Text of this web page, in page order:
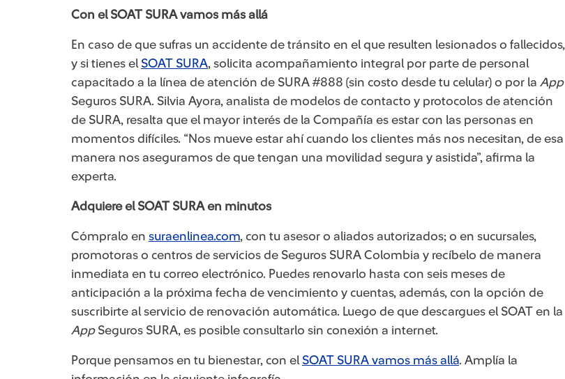
Con el SOAT SURA vamos más allá
En caso de que sufras un accidente de tránsito en el que resulten lesionados o fallecidos,
y si tienes el SOAT SURA, solicita acompañamiento integral por parte de personal
capacitado a la línea de atención de SURA #888 (sin costo desde tu celular) o por la App
Seguros SURA. Silvia Ayora, analista de modelos de contacto y protocolos de atención
de SURA, resalta que el mayor interés de la Compañía es estar con las personas en
momentos difíciles. “Nos mueve estar ahí cuando los clientes más nos necesitan, de esa
manera nos aseguramos de que tengan una movilidad segura y asistida”, afirma la
experta.
Adquiere el SOAT SURA en minutos
Cómpralo en suraenlinea.com, con tu asesor o aliados autorizados; o en sucursales,
promotoras o centros de servicios de Seguros SURA Colombia y recíbelo de manera
inmediata​ en tu correo electrónico. Puedes renovarlo hasta con seis meses de
anticipación a la próxima fecha de vencimiento y cuentas, además, con la opción de
suscribirte al servicio de renovación automática. Luego de que descargues el SOAT en la
AppSeguros SURA, es posible consultarlo sin conexión a internet.
Porque pensamos en tu bienestar, con el SOAT SURA vamos más allá. Amplía la